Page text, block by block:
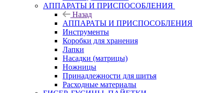
АППАРАТЫ И ПРИСПОСОБЛЕНИЯ
Назад
АППАРАТЫ И ПРИСПОСОБЛЕНИЯ
Инструменты
Коробки для хранения
Лапки
Насадки (матрицы)
Ножницы
Принадлежности для шитья
Расходные материалы